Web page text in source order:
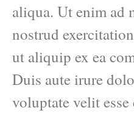
aliqua. Ut enim ad
nostrud
ut aliquip ex ea
Duis aute irure
voluptate velit